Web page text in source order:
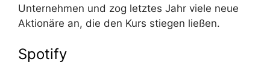
Unternehmen und zog letztes Jahr viele neue
Aktionäre an, die den Kurs stiegen ließen.
Spotify